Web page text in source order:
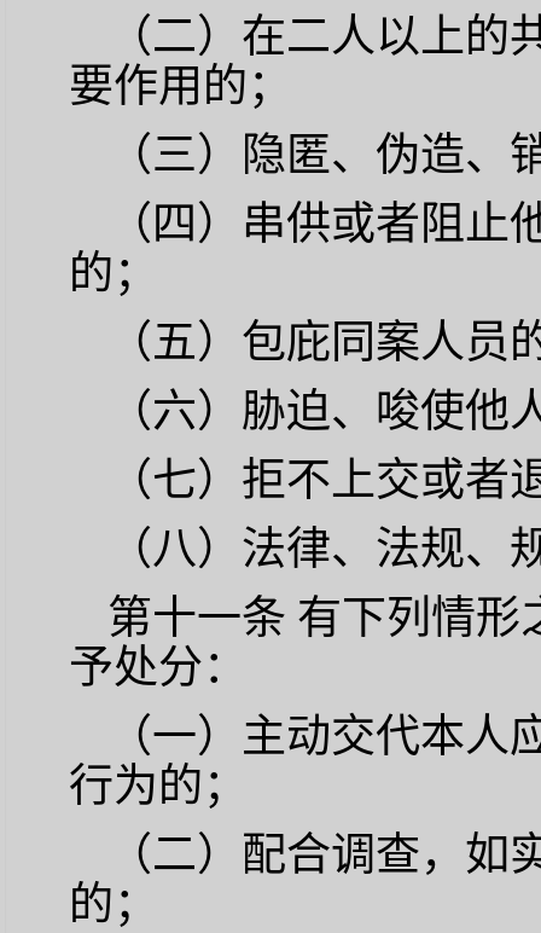
（二）在二人以上
要作用的；
（三）隐匿、伪造、
（四）串供或者阻
的；
（五）包庇同案人员
（六）胁迫、唆使
（七）拒不上交或
（八）法律、法规
第十一条 有下列情形
予处分：
（一）主动交代本
行为的；
（二）配合调查，
的；